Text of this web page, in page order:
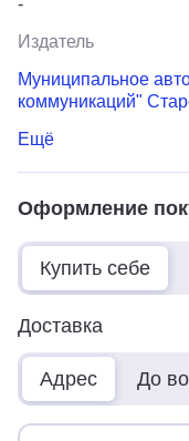
Издатель
Муниципальное
коммуникаций"
Ещё
Оформление
Купить себе
Доставка
Адрес До